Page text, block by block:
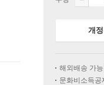
개정
해외배송 가능
문화비소득공